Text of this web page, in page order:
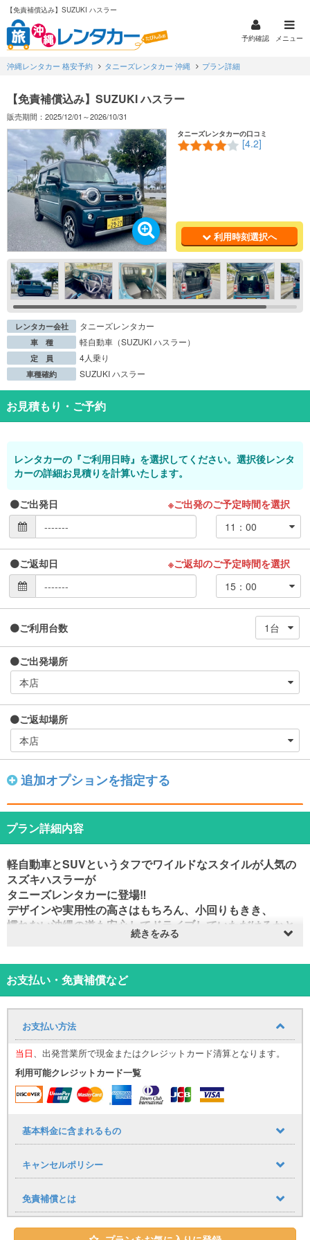
【免責補償込み】SUZUKI ハスラー
予約確認 メニュー
沖縄レンタカー 格安予約 タニーズレンタカー 沖縄 プラン詳細
【免責補償込み】SUZUKI ハスラー
販売期間：2025/12/01～2026/10/31
タニーズレンタカーの口コミ
[4.2]
利用時刻選択へ
レンタカー会社 タニーズレンタカー
車 種 軽自動車（SUZUKI ハスラー）
定 員 4人乗り
車種確約 SUZUKI ハスラー
お見積もり・ご予約
レンタカーの『ご利用日時』を選択してください。選択後レンタ
カーの詳細お見積りを計算いたします。
ご出発日 ※ご出発のご予定時間を選択
ご返却日 ※ご返却のご予定時間を選択
ご利用台数
ご出発場所
ご返却場所
追加オプションを指定する
プラン詳細内容
軽自動車とSUVというタフでワイルドなスタイルが人気の
スズキハスラーが
タニーズレンタカーに登場‼
デザインや実用性の高さはもちろん、 小回りもきき、
慣れない沖縄の道も安心してドライブしていただけるかと
タイプとなります。
後部座席を使用すると、スーツケースのような大きな荷物を収納す
ることができなくなります。
※免責補償込み【休業休車補償（NOC）については店舗にて加入可
能です】
※当日ご利用の場合は、お気軽にお問合せください。
※当日、車の事故や故障によりお貸出しできない場合がございます。
その場合は当日お貸出可能な車種をお選びいただき、ご出発いただ
く場合がございますので予めご了承いただけますようお願い致しま
す。
キャンセル手数料については下記をご確認ください。
・乗車日の6～3日前：代金の20%
・乗車日の2～1日前：代金の30%
・乗車日及び乗車日を過ぎた場合：代金の100％
続きをみる
お支払い・免責補償など
お支払い方法
当日、出発営業所で現金またはクレジットカード清算となります。
利用可能クレジットカード一覧
基本料金に含まれるもの
キャンセルポリシー
免責補償とは